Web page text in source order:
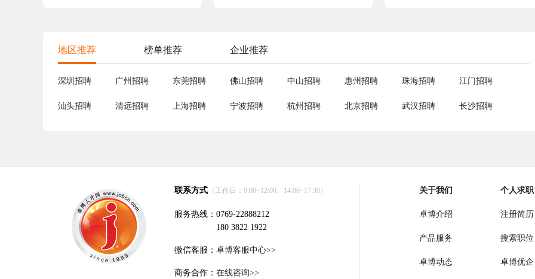
地区推荐 榜单推荐 企业推荐
深圳招聘 广州招聘 东莞招聘 佛山招聘 中山招聘 惠州招聘 珠海招聘 江门招聘
汕头招聘 清远招聘 上海招聘 宁波招聘 杭州招聘 北京招聘 武汉招聘 长沙招聘
联系方式 （工作日：9:00~12:00、14:00~17:30）
服务热线：0769-22888212
180 3822 1922
微信客服： 卓博客服中心>>
商务合作： 在线咨询>>
关于我们
卓博介绍
产品服务
卓博动态
个人求职
注册简历
搜索职位
卓博优企